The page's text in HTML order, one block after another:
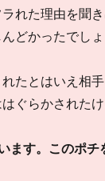
れた理由を聞
どかったでしょ
たとはいえ相
ぐらかされた
ます。このポチ